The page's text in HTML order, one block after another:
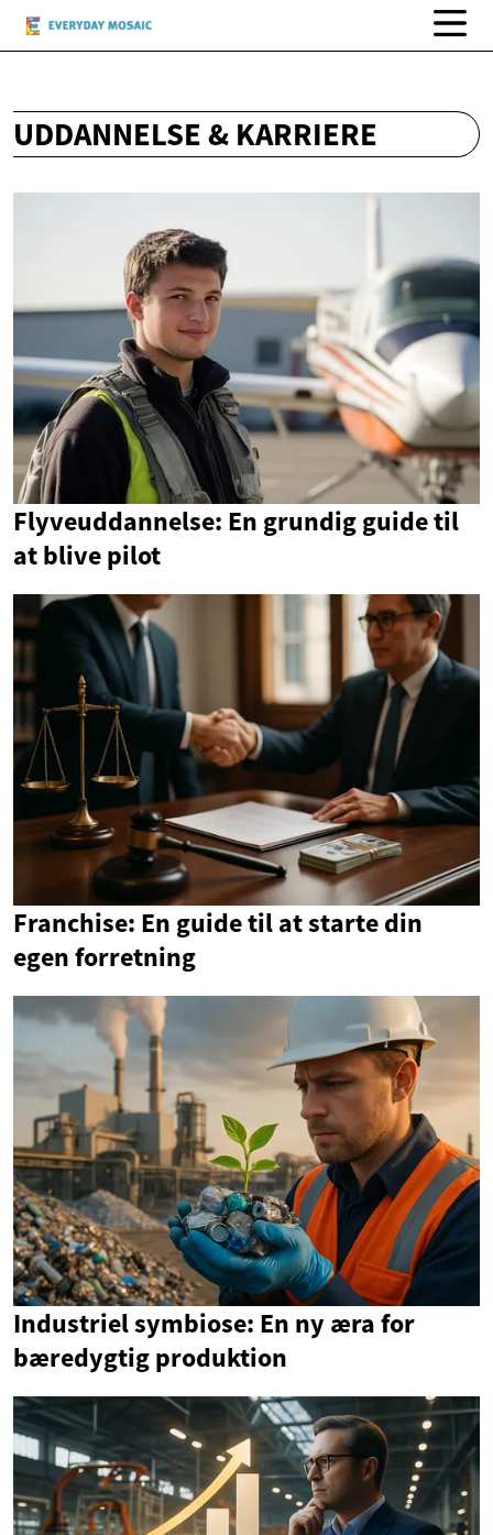
UDDANNELSE & KARRIERE
Flyveuddannelse: En grundig guide til
at blive pilot
Franchise: En guide til at starte din
egen forretning
Industriel symbiose: En ny æra for
bæredygtig produktion